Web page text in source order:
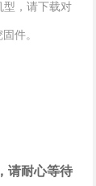
型，请下载对
件。
请耐心等待